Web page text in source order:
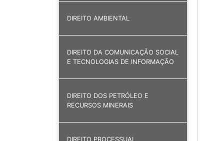
DIREITO AMBIENTAL
DIREITO DA COMUNICAÇÃO SOCIAL
E TECNOLOGIAS DE INFORMAÇÃO
DIREITO DOS PETRÓLEO E
RECURSOS MINERAIS
DIREITO PROCESSUAL